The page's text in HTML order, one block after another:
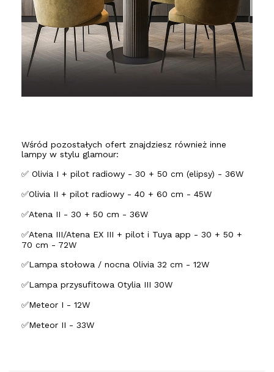
Wśród pozostałych ofert znajdziesz również inne
lampy w stylu glamour:
✅ Olivia I + pilot radiowy - 30 + 50 cm (elipsy) - 36W
✅Olivia II + pilot radiowy - 40 + 60 cm - 45W
✅Atena II - 30 + 50 cm - 36W
✅Atena III/Atena EX III + pilot i Tuya app - 30 + 50 +
70 cm - 72W
✅Lampa stołowa / nocna Olivia 32 cm - 12W
✅Lampa przysufitowa Otylia III 30W
✅Meteor I - 12W
✅Meteor II - 33W